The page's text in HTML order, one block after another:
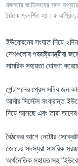
অন্য ভাষায় ওয়েব সাইট
মঙ্গলবার জাতিসংঘের সদর
বৈঠকে প্রদর্শিত হয়। ৫
ইউক্রেনের সংঘাত নিয়ে
দেশগুলোর
সামরিক সহায়তা ঘোষণা
পেন্টাগনের প্রেস সচিব জন
আর্মার সিস্টেম সংক্রান্ত
দিয়ে আসছে এবং তারা
বৈঠকের আগে নেটোর
জোটের সদস্যরা সামরিক
অর্থনৈতিক সহায়তাসহ